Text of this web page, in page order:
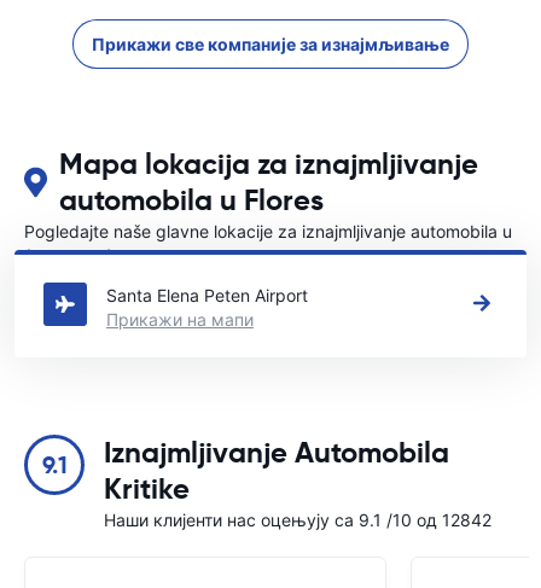
Прикажи све компаније за изнајмљивање
Mapa lokacija za iznajmljivanje
automobila u Flores
Pogledajte naše glavne lokacije za iznajmljivanje automobila u
{COUNTRI}
Santa Elena Peten Airport
Прикажи на мапи
9.1
Iznajmljivanje Automobila
Kritike
Наши клијенти нас оцењују са 9.1 /10 од 12842